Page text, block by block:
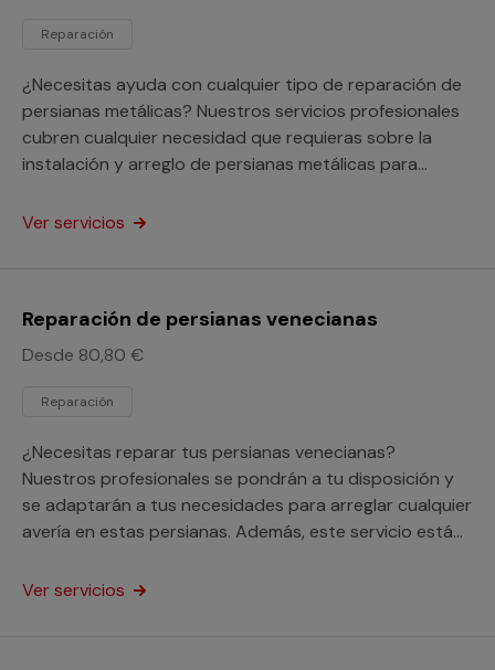
Reparación
¿Necesitas ayuda con cualquier tipo de reparación de
persianas metálicas? Nuestros servicios profesionales
cubren cualquier necesidad que requieras sobre la
instalación y arreglo de persianas metálicas para
Ver servicios
Reparación de persianas venecianas
Desde 80,80 €
Reparación
¿Necesitas reparar tus persianas venecianas?
Nuestros profesionales se pondrán a tu disposición y
se adaptarán a tus necesidades para arreglar cualquier
avería en estas persianas. Además, este servicio está
Ver servicios